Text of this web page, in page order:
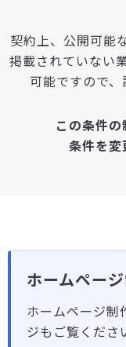
契約上、公開可能
掲載されていない
可能ですので、
この条件
条件を変
ホームペー
ホームページ制
ジもご覧くださ